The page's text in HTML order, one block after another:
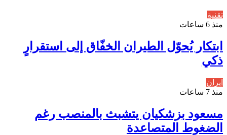
تقنية
منذ 6 ساعات
ابتكار يُحوّل الطيران الخفّاق إلى استقرارٍ
ذكي
ايران
منذ 7 ساعات
مسعود بزشكيان يتشبث بالمنصب رغم
الضغوط المتصاعدة